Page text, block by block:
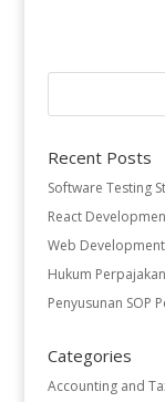
Recent Posts
Software Testing
React
Web
Hukum
Penyusunan SOP
Categories
Accounting and